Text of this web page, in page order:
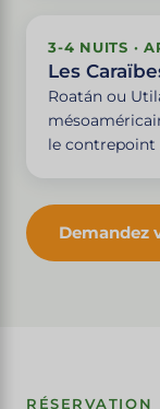
3-4 NUITS ·
Les
Roatán ou
le contrepoint
Demandez
RÉSERVATION